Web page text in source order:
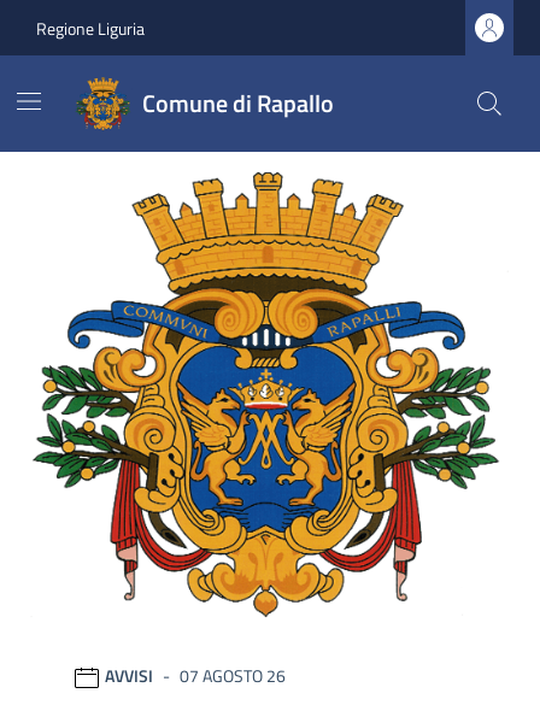
Regione Liguria
Comune di Rapallo
Comune di Rapallo
Ultime notizie
AVVISI 07 AGOSTO 26